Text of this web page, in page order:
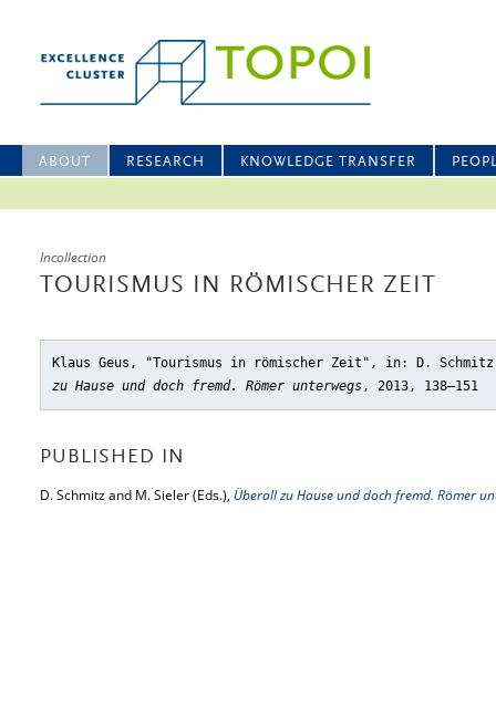
ABOUT RESEARCH KNOWLEDGE TRANSFER
Incollection
TOURISMUS IN RÖMISCHER ZEIT
Klaus Geus, "Tourismus in römischer Zeit" , in: D.
zu Hause und doch fremd. Römer unterwegs, 2013, 138–151
PUBLISHED IN
D. Schmitz and M. Sieler (Eds.), Überall zu Hause und doch fremd. Römer